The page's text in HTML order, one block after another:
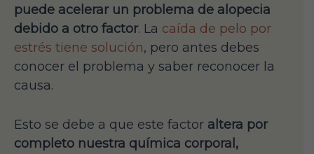
puede acelerar un problema de alopecia
debido a otro factor. La caída de pelo por
estrés tiene solución, pero antes debes
conocer el problema y saber reconocer la
causa.
Esto se debe a que este factor altera por
completo nuestra química corporal,